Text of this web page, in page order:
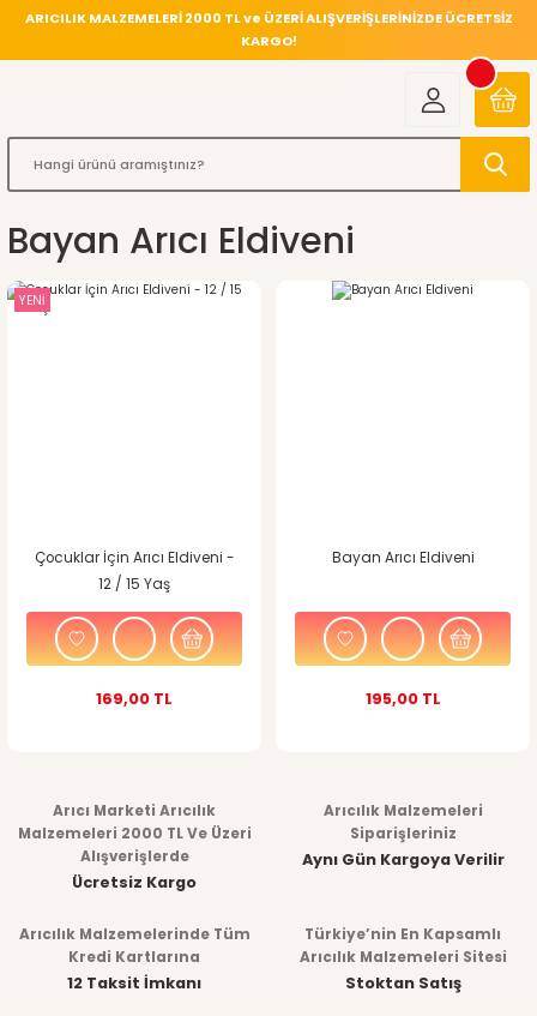
ARICILIK MALZEMELERİ 2000 TL ve ÜZERİ ALIŞVERİŞLERİNİZDE ÜCRETSİZ
KARGO!
Bayan Arıcı Eldiveni
YENİ
Çocuklar İçin Arıcı Eldiveni -
12 / 15 Yaş
169,00 TL
Bayan Arıcı Eldiveni
195,00 TL
Arıcı Marketi Arıcılık
Malzemeleri 2000 TL Ve Üzeri
Alışverişlerde
Ücretsiz Kargo
Arıcılık Malzemeleri
Siparişleriniz
Aynı Gün Kargoya Verilir
Arıcılık Malzemelerinde Tüm
Kredi Kartlarına
12 Taksit İmkanı
Türkiye’nin En Kapsamlı
Arıcılık Malzemeleri Sitesi
Stoktan Satış